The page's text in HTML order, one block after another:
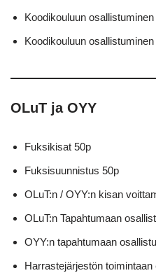
Koodikouluun
Koodikouluun
OLuT ja OYY
Fuksikisat 50p
Fuksisuunnistus 50p
OLuT:n / OYY:n kisan
OLuT:n Tapahtumaan
OYY:n tapahtumaan
Harrastejärjestön